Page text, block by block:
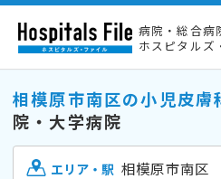
病院・総合病
ホスピタルズ
相模原市南区の小児皮膚
院・大学病院
エリア・駅 相模原市南区